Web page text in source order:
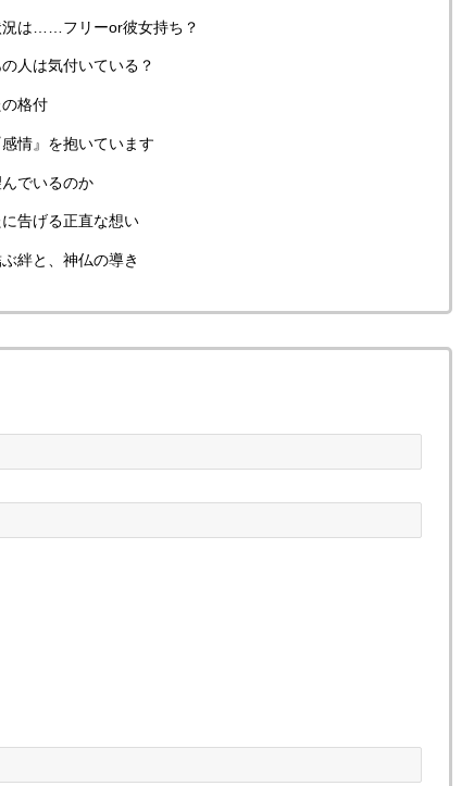
況は……フリーor彼女持ち？
人は気付いている？
格付
情』を抱いています
でいるのか
告げる正直な想い
絆と、神仏の導き